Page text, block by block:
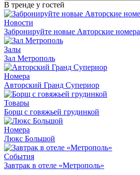
В тренде у гостей
Новости
Забронируйте новые Авторские номера
Залы
Зал Метрополь
Номера
Авторский Гранд Супериор
Товары
Борщ с говяжьей грудинкой
Номера
Люкс Большой
События
Завтрак в отеле «Метрополь»